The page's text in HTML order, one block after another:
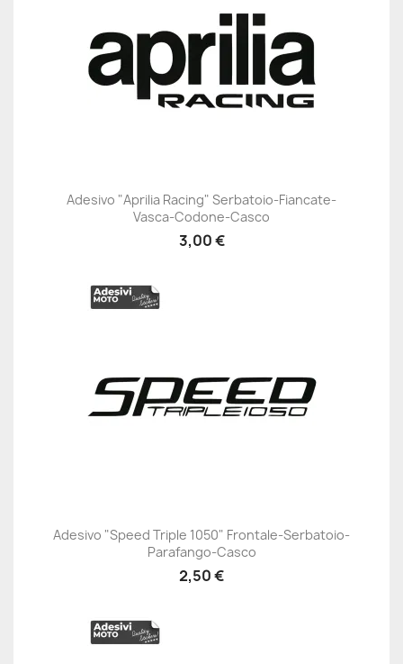
Adesivo "Aprilia Racing" Serbatoio-Fiancate-
Vasca-Codone-Casco
3,00 €
Adesivo "Speed Triple 1050" Frontale-Serbatoio-
Parafango-Casco
2,50 €